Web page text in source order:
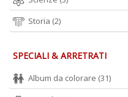
Storia (2)
SPECIALI & ARRETRATI
Album da colorare (31)